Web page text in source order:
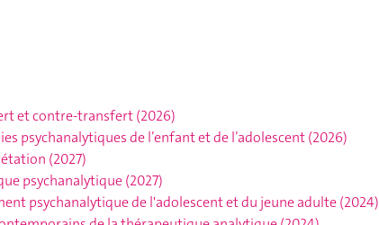
et contre-transfert(2026)
psychanalytiques de l’enfant et de l’adolescent(2026)
(2027)
psychanalytique(2027)
psychanalytique de l'adolescent et du jeune adulte(2024)